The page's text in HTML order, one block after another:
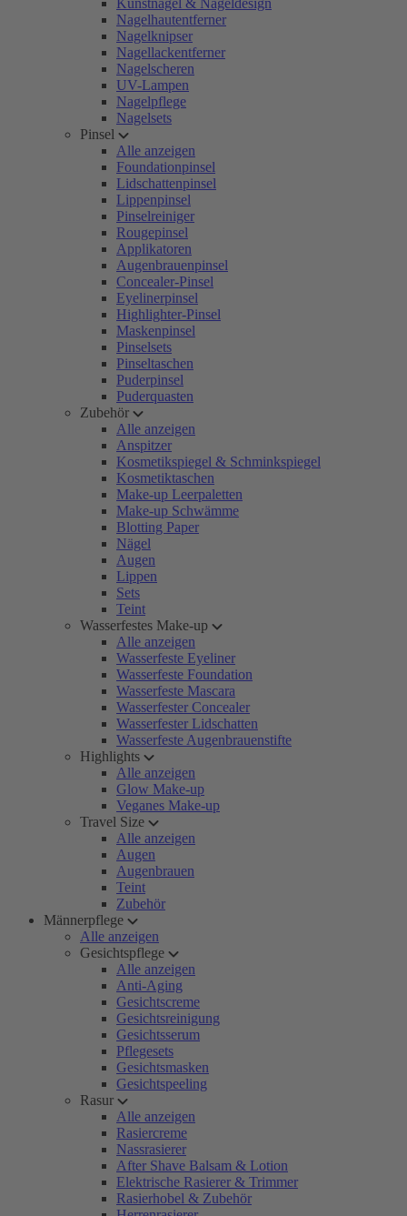
Kunstnägel & Nageldesign
Nagelhautentferner
Nagelknipser
Nagellackentferner
Nagelscheren
UV-Lampen
Nagelpflege
Nagelsets
Pinsel
Alle anzeigen
Foundationpinsel
Lidschattenpinsel
Lippenpinsel
Pinselreiniger
Rougepinsel
Applikatoren
Augenbrauenpinsel
Concealer-Pinsel
Eyelinerpinsel
Highlighter-Pinsel
Maskenpinsel
Pinselsets
Pinseltaschen
Puderpinsel
Puderquasten
Zubehör
Alle anzeigen
Anspitzer
Kosmetikspiegel & Schminkspiegel
Kosmetiktaschen
Make-up Leerpaletten
Make-up Schwämme
Blotting Paper
Nägel
Augen
Lippen
Sets
Teint
Wasserfestes Make-up
Alle anzeigen
Wasserfeste Eyeliner
Wasserfeste Foundation
Wasserfeste Mascara
Wasserfester Concealer
Wasserfester Lidschatten
Wasserfeste Augenbrauenstifte
Highlights
Alle anzeigen
Glow Make-up
Veganes Make-up
Travel Size
Alle anzeigen
Augen
Augenbrauen
Teint
Zubehör
Männerpflege
Alle anzeigen
Gesichtspflege
Alle anzeigen
Anti-Aging
Gesichtscreme
Gesichtsreinigung
Gesichtsserum
Pflegesets
Gesichtsmasken
Gesichtspeeling
Rasur
Alle anzeigen
Rasiercreme
Nassrasierer
After Shave Balsam & Lotion
Elektrische Rasierer & Trimmer
Rasierhobel & Zubehör